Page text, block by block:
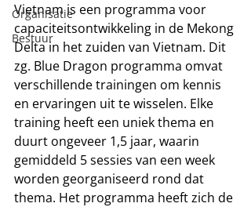
Organisatie
Bestuur
Vietnam is een programma voor
capaciteitsontwikkeling in de Mekong
Delta in het zuiden van Vietnam. Dit
zg. Blue Dragon programma omvat
verschillende trainingen om kennis
en ervaringen uit te wisselen. Elke
training heeft een uniek thema en
duurt ongeveer 1,5 jaar, waarin
gemiddeld 5 sessies van een week
worden georganiseerd rond dat
thema. Het programma heeft zich de